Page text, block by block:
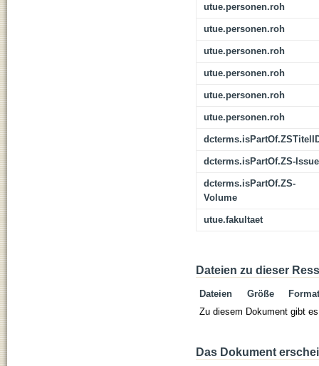
utue.personen.roh
utue.personen.roh
utue.personen.roh
utue.personen.roh
utue.personen.roh
utue.personen.roh
dcterms.isPartOf.ZS-Issue
dcterms.isPartOf.ZS-
Volume
utue.fakultaet
Dateien zu dieser
Dateien Größe
Format
Zu diesem Dokument gibt
Das Dokument